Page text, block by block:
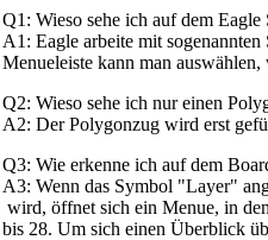
Q1: Wieso sehe ich auf dem
A1: Eagle arbeite mit
Menueleiste kann man
Q2: Wieso sehe ich nur einen
A2: Der Polygonzug wird erst
Q3: Wie erkenne ich auf dem
A3: Wenn das Symbol "Layer"
wird, öffnet sich ein Menue, in
bis 28. Um sich einen Überblick